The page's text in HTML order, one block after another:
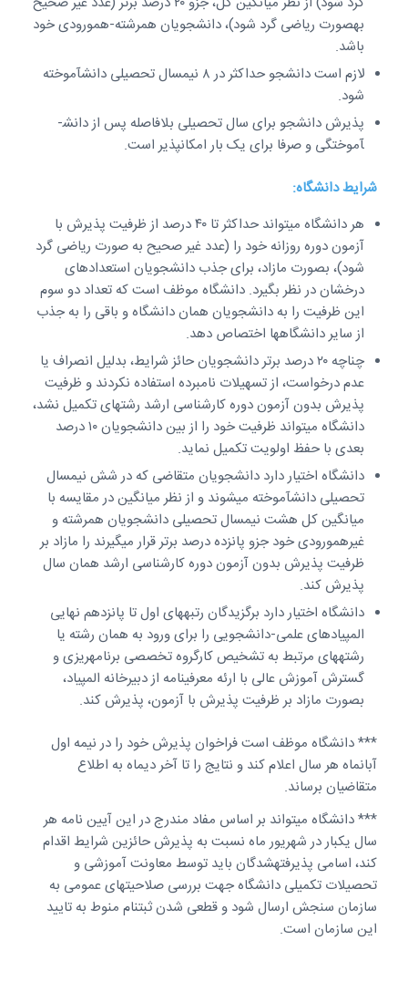
به­صورت ریاضی گرد شود)، دانشجویان هم­رشته-هم­ورودی خود
باشد.
لازم است دانشجو حداکثر در ۸ نیم­سال تحصیلی دانش­آموخته
شود.
پذیرش دانشجو برای سال تحصیلی بلافاصله پس از دانش­
آموختگی و صرفا برای یک بار امکان­پذیر است.
شرایط دانشگاه:
هر دانشگاه می­تواند حداکثر تا ۴۰ درصد از ظرفیت پذیرش با
آزمون دوره روزانه خود را (عدد غیر صحیح به صورت ریاضی گرد
شود)، بصورت مازاد، برای جذب دانشجویان استعدادهای
درخشان در نظر بگیرد. دانشگاه موظف است که تعداد دو سوم
این ظرفیت را به دانشجویان همان دانشگاه و باقی را به جذب
از سایر دانشگاه­ها اختصاص دهد.
چناچه ۲۰ درصد برتر دانشجویان حائز شرایط، بدلیل انصراف یا
عدم درخواست، از تسهیلات نام­برده استفاده نکردند و ظرفیت
پذیرش بدون آزمون دوره کارشناسی ارشد رشته­ای تکمیل نشد،
دانشگاه می­تواند ظرفیت خود را از بین دانشجویان ۱۰ درصد
بعدی با حفظ اولویت تکمیل نماید.
دانشگاه اختیار دارد دانشجویان متقاضی که در شش نیم­سال
تحصیلی دانش­آموخته می­شوند و از نظر میانگین در مقایسه با
میانگین کل هشت نیم­سال تحصیلی دانشجویان هم­رشته و
غیرهم­ورودی خود جزو پانزده درصد برتر قرار می­گیرند را مازاد بر
ظرفیت پذیرش بدون آزمون دوره کارشناسی ارشد همان سال
پذیرش کند.
دانشگاه اختیار دارد برگزیدگان رتبه­های اول تا پانزدهم نهایی
المپیادهای علمی-دانشجویی را برای ورود به همان رشته یا
رشته­های مرتبط به تشخیص کارگروه تخصصی برنامه­ریزی و
گسترش آموزش عالی با ارئه معرفی­نامه از دبیرخانه المپیاد،
بصورت مازاد بر ظرفیت پذیرش با آزمون، پذیرش کند.
*** دانشگاه موظف است فراخوان پذیرش خود را در نیمه اول
آبان­ماه هر سال اعلام کند و نتایج را تا آخر دی­ماه به اطلاع
متقاضیان برساند.
*** دانشگاه می­تواند بر اساس مفاد مندرج در این آیین­ نامه هر
سال یک­بار در شهریور ماه نسبت به پذیرش حائزین شرایط اقدام
کند، اسامی پذیرفته­شدگان باید توسط معاونت آموزشی و
تحصیلات تکمیلی دانشگاه جهت بررسی صلاحیت­های عمومی به
سازمان سنجش ارسال شود و قطعی شدن ثبت­نام منوط به تایید
این سازمان است.